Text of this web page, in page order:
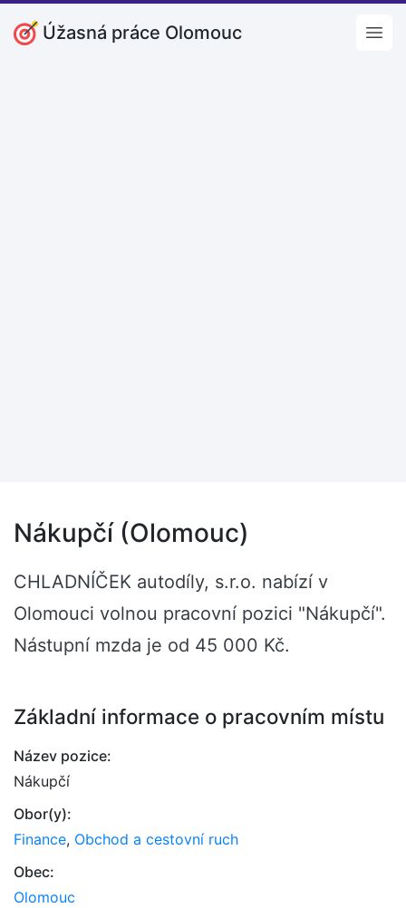
Úžasná práce Olomouc
Nákupčí (Olomouc)
CHLADNÍČEK autodíly, s.r.o. nabízí v
Olomouci volnou pracovní pozici "Nákupčí".
Nástupní mzda je od 45 000 Kč.
Základní informace o pracovním místu
Název pozice:
Nákupčí
Obor(y):
Finance, Obchod a cestovní ruch
Obec:
Olomouc